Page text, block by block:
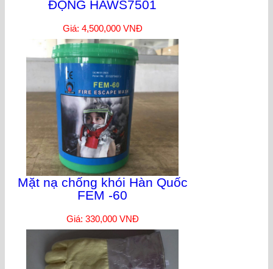
ĐỘNG HAWS7501
Giá: 4,500,000 VNĐ
Mặt nạ chống khói Hàn Quốc
FEM -60
Giá: 330,000 VNĐ